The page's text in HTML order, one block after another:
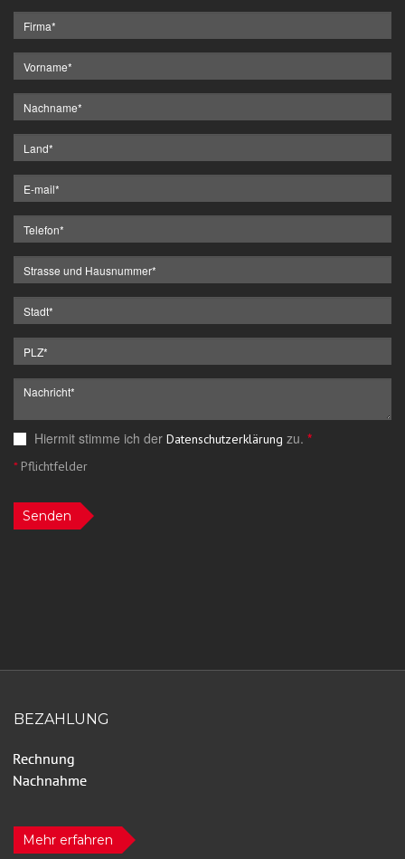
Hiermit stimme ich der Datenschutzerklärung zu. *
*Pflichtfelder
Senden
BEZAHLUNG
Mehr erfahren